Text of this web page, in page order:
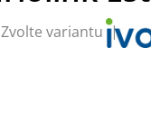
Zvolte variantu